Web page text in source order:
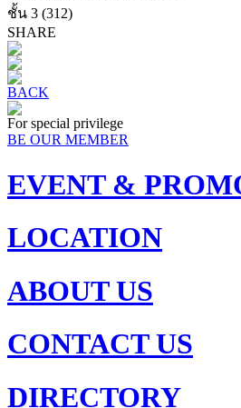
ชั้น 3 (312)
SHARE
BACK
For special privilege
BE OUR MEMBER
EVENT &
LOCATION
ABOUT US
CONTACT US
DIRECTORY